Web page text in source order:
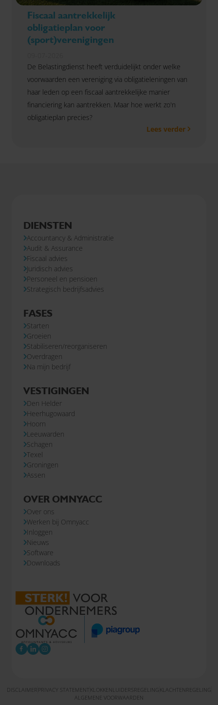
Fiscaal aantrekkelijk
obligatieplan voor
(sport)verenigingen
De Belastingdienst heeft verduidelijkt onder welke
voorwaarden een vereniging via obligatieleningen van
haar leden op een fiscaal aantrekkelijke manier
financiering kan aantrekken. Maar hoe werkt zo'n
obligatieplan precies?
Lees verder
DIENSTEN
Accountancy & Administratie
Audit & Assurance
Fiscaal advies
Juridisch advies
Personeel en pensioen
Strategisch bedrijfsadvies
FASES
Starten
Groeien
Stabiliseren/reorganiseren
Overdragen
Na mijn bedrijf
VESTIGINGEN
Den Helder
Heerhugowaard
Hoorn
Leeuwarden
Schagen
Texel
Groningen
Assen
OVER OMNYACC
Over ons
Werken bij Omnyacc
Inloggen
Nieuws
Software
Downloads
DISCLAIMER PRIVACY STATEMENT KLOKKENLUIDERSREGELING KLACHTENREGELING
ALGEMENE VOORWAARDEN